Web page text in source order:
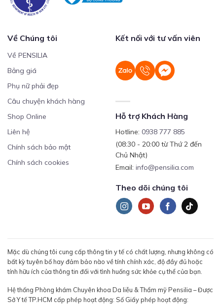
Về Chúng tôi
Về PENSILIA
Bảng giá
Phụ nữ phải đẹp
Câu chuyện khách hàng
Shop Online
Liên hệ
Chính sách bảo mật
Chính sách cookies
Kết nối với tư vấn viên
Hỗ trợ Khách Hàng
Hotline: 0938 777 885
(08:30 - 20:00 từ Thứ 2 đến
Chủ Nhật)
Email: info@pensilia.com
Theo dõi chúng tôi
Mặc dù chúng tôi cung cấp thông tin y tế có chất lượng, nhưng không có
bất kỳ tuyên bố hay đảm bảo nào về tính chính xác, độ đầy đủ hoặc
tính hữu ích của thông tin đối với tình huống sức khỏe cụ thể của bạn.
Hệ thống Phòng khám Chuyên khoa Da liễu & Thẩm mỹ Pensilia – Được
Sở Y tế TP.HCM cấp phép hoạt động: Số Giấy phép hoạt động: